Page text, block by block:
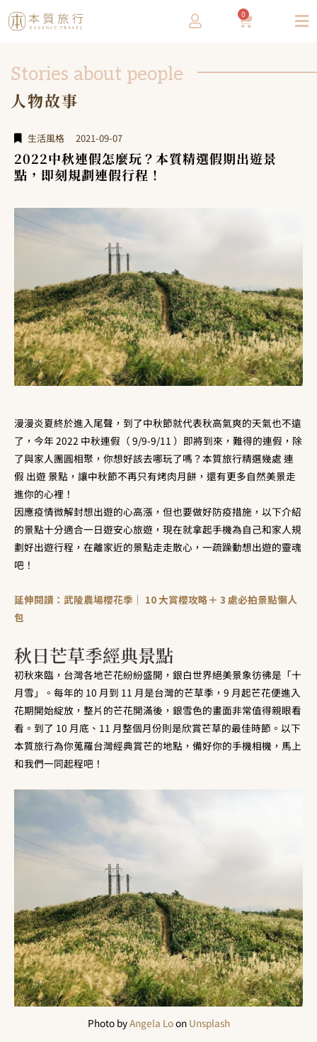
0
Stories about people
人物故事
生活風格 2021-09-07
2022中秋連假怎麼玩？本質精選假期出遊景
點，即刻規劃連假行程！
漫漫炎夏終於進入尾聲，到了中秋節就代表秋高氣爽的天氣也不遠
了，今年 2022 中秋連假（ 9/9-9/11 ）即將到來，難得的連假，除
了與家人團圓相聚，你想好該去哪玩了嗎？本質旅行精選幾處 連
假 出遊 景點，讓中秋節不再只有烤肉月餅，還有更多自然美景走
進你的心裡！
因應疫情微解封想出遊的心高漲，但也要做好防疫措施，以下介紹
的景點十分適合一日遊安心旅遊，現在就拿起手機為自己和家人規
劃好出遊行程，在離家近的景點走走散心，一疏躁動想出遊的靈魂
吧！
延伸閱讀：武陵農場櫻花季｜ 10 大賞櫻攻略＋ 3 處必拍景點懶人
包
秋日芒草季經典景點
初秋來臨，台灣各地芒花紛紛盛開，銀白世界絕美景象彷彿是「十
月雪」。每年的 10 月到 11 月是台灣的芒草季，9 月起芒花便進入
花期開始綻放，整片的芒花開滿後，銀雪色的畫面非常值得親眼看
看。到了 10 月底、11 月整個月份則是欣賞芒草的最佳時節。以下
本質旅行為你蒐羅台灣經典賞芒的地點，備好你的手機相機，馬上
和我們一同起程吧！
Photo byAngela Loon Unsplash